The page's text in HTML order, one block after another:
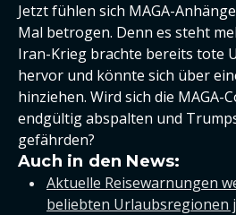
Jetzt fühlen sich MAGA-
Mal betrogen. Denn es steht
Iran-Krieg brachte bereits tote
hervor und könnte sich über
hinziehen. Wird sich die MAGA-
endgültig abspalten und
gefährden?
Auch in den News:
Aktuelle Reisewarnungen
beliebten Urlaubsregionen